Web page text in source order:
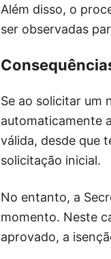
Além disso, o
ser observadas
Se ao solicitar um
automaticamente
válida, desde que
solicitação inicial.
No entanto, a
momento. Neste
aprovado, a